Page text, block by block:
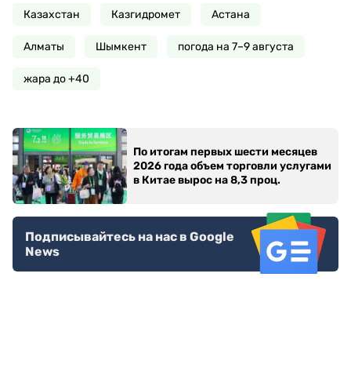
Казахстан Казгидромет Астана
Алматы Шымкент погода на 7–9 августа
жара до +40
По итогам первых шести месяцев
2026 года объем торговли услугами
в Китае вырос на 8,3 проц.
Подписывайтесь на нас в Google
News